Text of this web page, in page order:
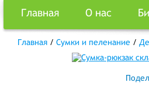
Главная О нас
Главная / Сумки и пеленание /